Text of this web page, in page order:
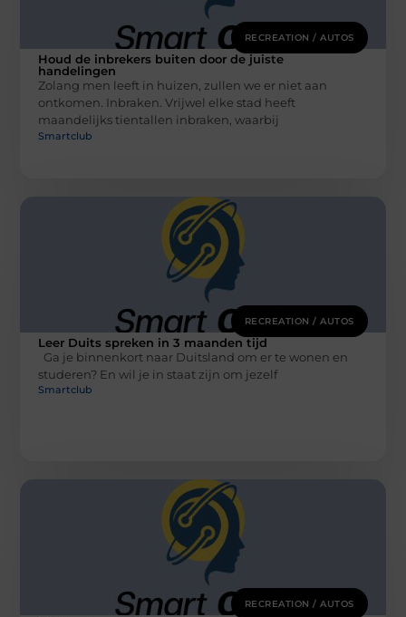
RECREATION / AUTOS
Houd de inbrekers buiten door de juiste
handelingen
Zolang men leeft in huizen, zullen we er niet aan
ontkomen. Inbraken. Vrijwel elke stad heeft
maandelijks tientallen inbraken, waarbij
Smartclub
RECREATION / AUTOS
Leer Duits spreken in 3 maanden tijd
Ga je binnenkort naar Duitsland om er te wonen en
studeren? En wil je in staat zijn om jezelf
Smartclub
RECREATION / AUTOS